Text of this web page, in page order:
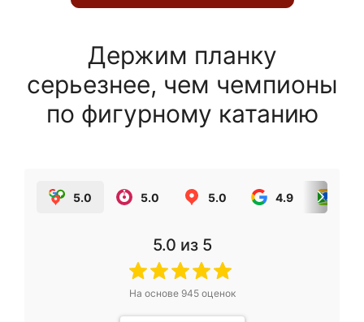
Держим планку
серьезнее, чем чемпионы
по фигурному катанию
5.0 5.0 5.0 4.9
5.0 из 5
На основе 945оценок